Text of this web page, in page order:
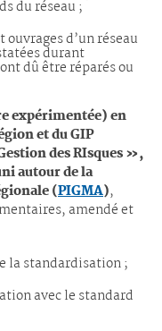
du réseau ;
d’un réseau
durant
dû être réparés ou
expérimentée) en
et du GIP
des RIsques »,
autour de la
(PIGMA),
amendé et
la standardisation ;
avec le standard